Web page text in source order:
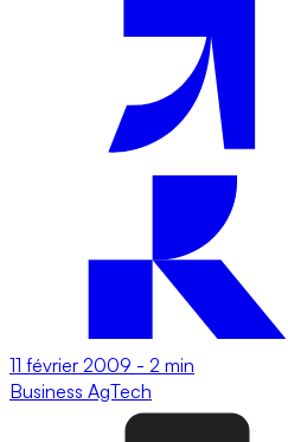
11 février 2009 - 2 min
Business AgTech